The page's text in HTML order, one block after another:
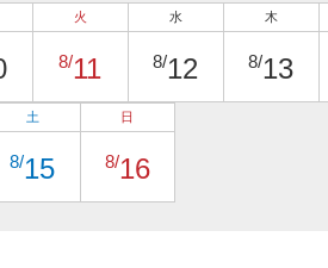
火
8/11
水
8/12
木
8/13
土
8/15
日
8/16